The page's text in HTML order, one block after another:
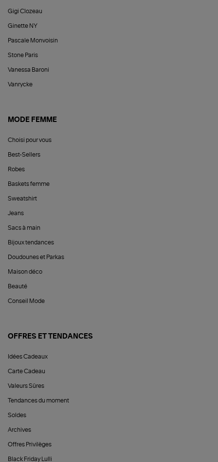
Gigi Clozeau
Ginette NY
Pascale Monvoisin
Stone Paris
Vanessa Baroni
Vanrycke
MODE FEMME
Choisi pour vous
Best-Sellers
Robes
Baskets femme
Sweatshirt
Jeans
Sacs à main
Bijoux tendances
Doudounes et Parkas
Maison déco
Beauté
Conseil Mode
OFFRES ET TENDANCES
Idées Cadeaux
Carte Cadeau
Valeurs Sûres
Tendances du moment
Soldes
Archives
Offres Privilèges
Black Friday Lulli